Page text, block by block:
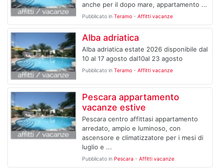
anche per il dopo mare, appartamento ...
Pubblicato in Teramo- Affitti vacanze
Alba adriatica
Alba adriatica estate 2026 disponibile dal
10 al 17 agosto dal10al 23 agosto
Pubblicato in Teramo- Affitti vacanze
Pescara appartamento
vacanze estive
Pescara centro affittasi appartamento
arredato, ampio e luminoso, con
ascensore e climatizzatore per i mesi di
luglio e ...
Pubblicato in Pescara - Affitti vacanze